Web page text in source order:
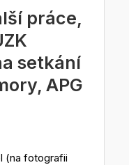
práce,
setkání
APG
(na fotografii